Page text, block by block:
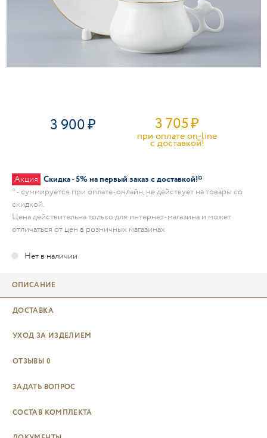
3 900 3 705₽
при оплате on-line
c доставкой!
Акция Скидка - 5% на первый заказ с доставкой!*
* - суммируется при оплате-онлайн, не действует на товары со
скидкой.
Цена действительна только для интернет-магазина и может
отличаться от цен в розничных магазинах
ОПИСАНИЕ
ДОСТАВКА
УХОД ЗА ИЗДЕЛИЕМ
ОТЗЫВЫ 0
ЗАДАТЬ ВОПРОС
СОСТАВ КОМПЛЕКТА